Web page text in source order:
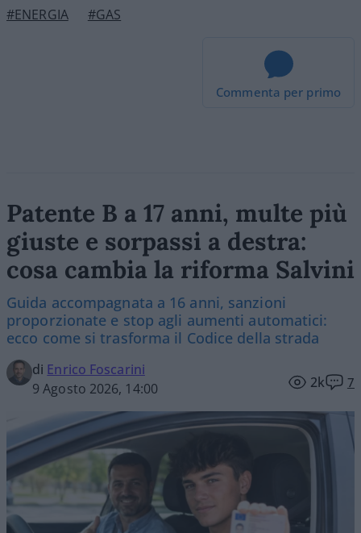
#ENERGIA #GAS
Commenta per primo
Patente B a 17 anni, multe più
giuste e sorpassi a destra:
cosa cambia la riforma Salvini
Guida accompagnata a 16 anni, sanzioni
proporzionate e stop agli aumenti automatici:
ecco come si trasforma il Codice della strada
di Enrico Foscarini
9 Agosto 2026, 14:00
2k 7